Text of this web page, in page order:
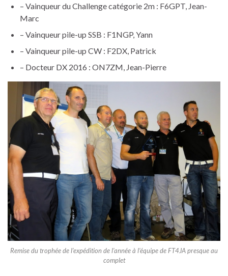
– Vainqueur du Challenge catégorie 2m : F6GPT, Jean-
Marc
– Vainqueur pile-up SSB : F1NGP, Yann
– Vainqueur pile-up CW : F2DX, Patrick
– Docteur DX 2016 : ON7ZM, Jean-Pierre
Remise du trophée de l’expédition de l’année à l’équipe de FT4JA presque au
complet